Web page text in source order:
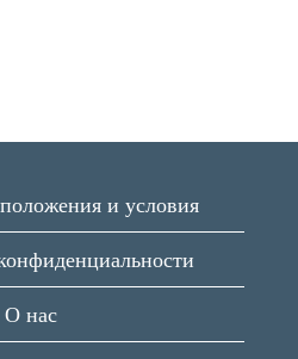
и условия
О нас